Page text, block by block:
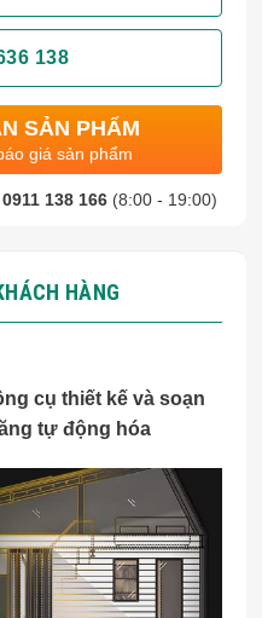
138
138 166 (8:00 - 19:00)
SẢN PHẨM
giá sản phẩm
HÀNG
cụ thiết kế và soạn
tự động hóa